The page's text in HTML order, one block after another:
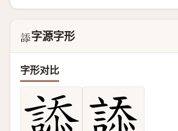
𧨩 字源字形
字形对比